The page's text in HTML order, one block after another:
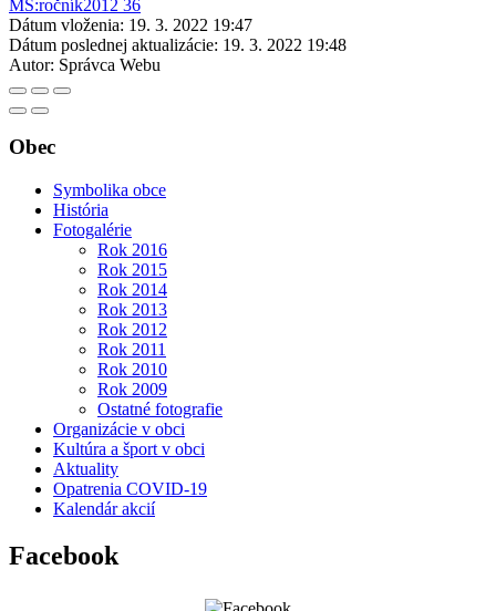
Dátum vloženia: 19. 3. 2022 19:47
Dátum poslednej aktualizácie: 19. 3. 2022 19:48
Autor: Správca Webu
Obec
Symbolika obce
História
Fotogalérie
Rok 2016
Rok 2015
Rok 2014
Rok 2013
Rok 2012
Rok 2011
Rok 2010
Rok 2009
Ostatné fotografie
Organizácie v obci
Kultúra a šport v obci
Aktuality
Opatrenia COVID-19
Kalendár akcií
Facebook